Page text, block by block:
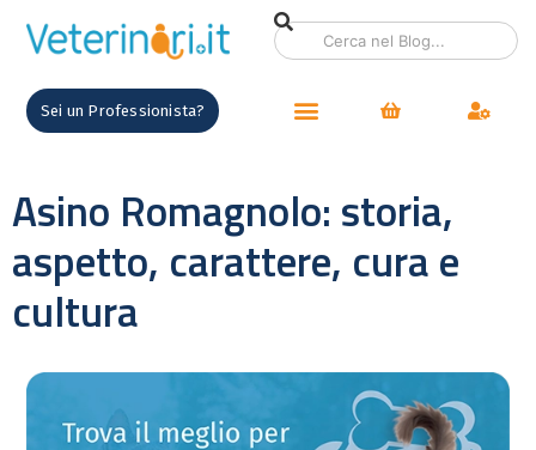
Sei un Professionista?
Asino Romagnolo: storia,
aspetto, carattere, cura e
cultura